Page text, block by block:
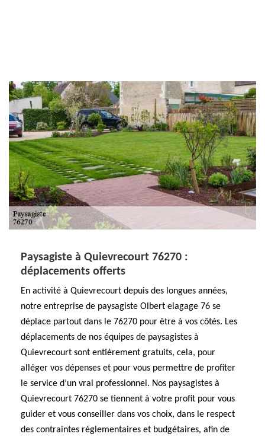
Paysagiste à Quievrecourt 76270 :
déplacements offerts
En activité à Quievrecourt depuis des longues années,
notre entreprise de paysagiste Olbert elagage 76 se
déplace partout dans le 76270 pour être à vos côtés. Les
déplacements de nos équipes de paysagistes à
Quievrecourt sont entièrement gratuits, cela, pour
alléger vos dépenses et pour vous permettre de profiter
le service d’un vrai professionnel. Nos paysagistes à
Quievrecourt 76270 se tiennent à votre profit pour vous
guider et vous conseiller dans vos choix, dans le respect
des contraintes réglementaires et budgétaires, afin de